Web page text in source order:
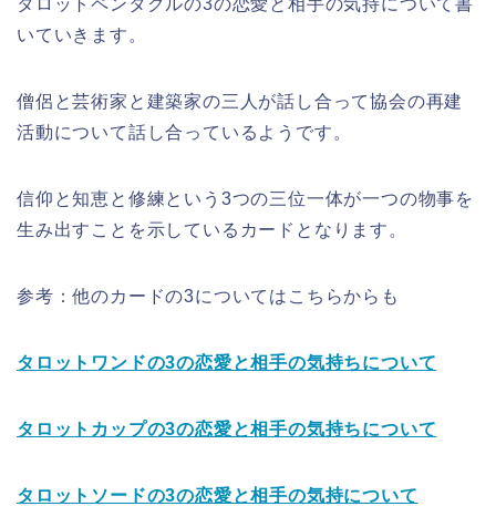
タロットペンタクルの3の恋愛と相手の気持について書
いていきます。
僧侶と芸術家と建築家の三人が話し合って協会の再建
活動について話し合っているようです。
信仰と知恵と修練という3つの三位一体が一つの物事を
生み出すことを示しているカードとなります。
参考：他のカードの3についてはこちらからも
タロットワンドの3の恋愛と相手の気持ちについて
タロットカップの3の恋愛と相手の気持ちについて
タロットソードの3の恋愛と相手の気持について